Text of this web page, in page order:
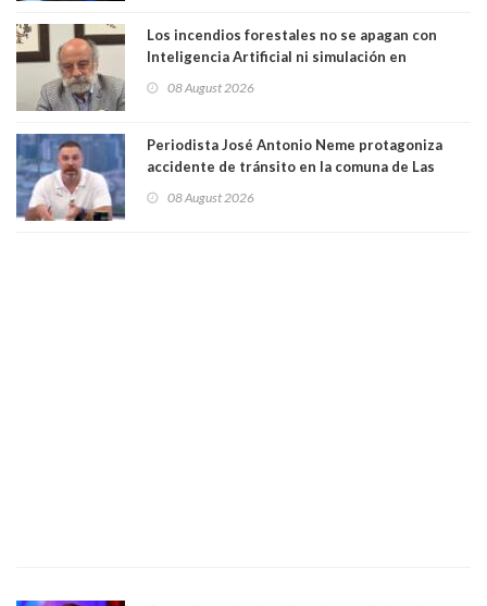
Los incendios forestales no se apagan con
Inteligencia Artificial ni simulación en
Magister en Asentamientos Humanos PUC
08 August 2026
Periodista José Antonio Neme protagoniza
accidente de tránsito en la comuna de Las
08 August 2026